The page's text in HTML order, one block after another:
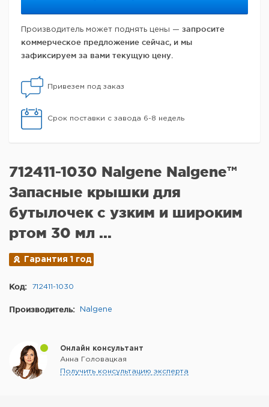
Производитель может поднять цены — запросите
коммерческое предложение сейчас, и мы
зафиксируем за вами текущую цену.
Привезем под заказ
Срок поставки с завода 6-8 недель
712411-1030 Nalgene Nalgene™
Запасные крышки для
бутылочек с узким и широким
ртом 30 мл ...
Гарантия 1 год
Код: 712411-1030
Производитель: Nalgene
Онлайн консультант
Анна Головацкая
Получить консультацию эксперта